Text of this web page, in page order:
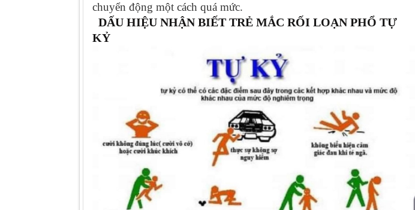
chuyển động một cách quá mức.
DẤU HIỆU NHẬN BIẾT TRẺ MẮC RỐI LOẠN PHỔ TỰ
KỶ